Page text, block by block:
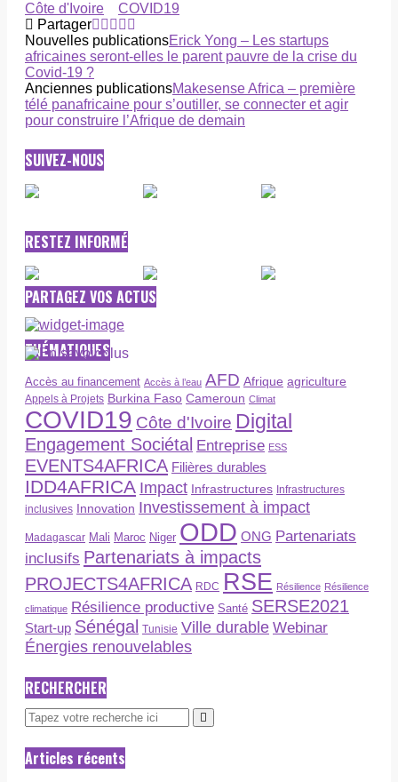
Côte d'Ivoire
COVID19
Partager
Nouvelles publicationsErick Yong – Les startups
africaines seront-elles le parent pauvre de la crise du
Covid-19 ?
Anciennes publicationsMakesense Africa – première
télé panafricaine pour s’outiller, se connecter et agir
pour construire l’Afrique de demain
SUIVEZ-NOUS
RESTEZ INFORMÉ
PARTAGEZ VOS ACTUS
THÉMATIQUES
Accès au financement Accès à l’eau AFD Afrique agriculture
Appels à Projets Burkina Faso Cameroun Climat
COVID19 Côte d'Ivoire Digital
Engagement Sociétal Entreprise ESS
EVENTS4AFRICA Filières durables
IDD4AFRICA Impact Infrastructures Infrastructures
inclusives Innovation Investissement à impact
Madagascar Mali Maroc Niger ODD ONG Partenariats
inclusifs Partenariats à impacts
PROJECTS4AFRICA RDC RSE Résilience Résilience
climatique Résilience productive Santé SERSE2021
Start-up Sénégal Tunisie Ville durable Webinar
Énergies renouvelables
RECHERCHER
Articles récents